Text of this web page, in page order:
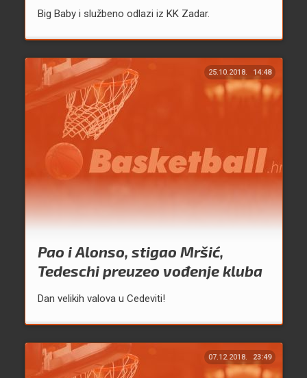
Big Baby i službeno odlazi iz KK Zadar.
25.10.2018. 14:48
Pao i Alonso, stigao Mršić,
Tedeschi preuzeo vođenje kluba
Dan velikih valova u Cedeviti!
07.12.2018. 23:49